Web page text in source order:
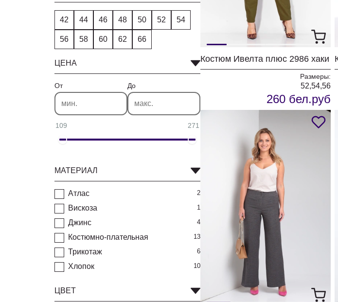
42 44 46 48 50 52 54
56 58 60 62 66
ЦЕНА
От До
109 271
МАТЕРИАЛ
Атлас 2
Вискоза 1
Джинс 4
Костюмно-плательная 13
Трикотаж 6
Хлопок 10
ЦВЕТ
Костюм Ивелта плюс 2986 хаки
Размеры:
52,54,56
260 бел.руб